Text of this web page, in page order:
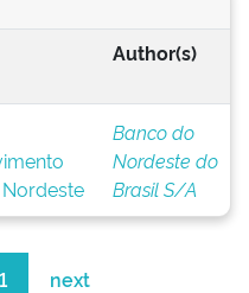
Author(s)
Banco do
Nordeste do
Brasil S/A
1 next